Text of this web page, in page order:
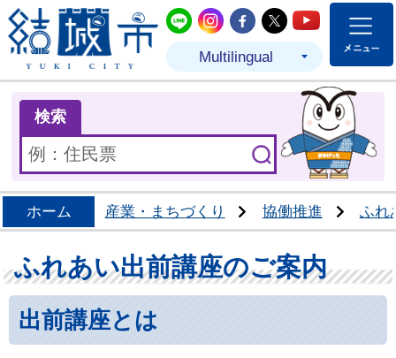
結城市公式LINE
結城市公式Instagram
結城市公式
結城市公式
結城市
Multilingual
検索
ホーム 産業・まちづくり 協働推進 ふれ
ふれあい出前講座のご案内
出前講座とは